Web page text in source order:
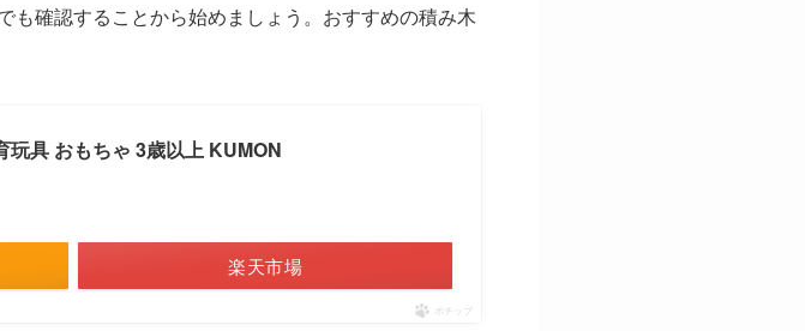
も確認することから始めましょう。おすすめの積み木
玩具 おもちゃ 3歳以上 KUMON
楽天市場
ポチップ